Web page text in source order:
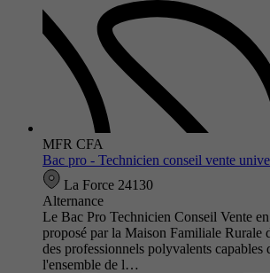
MFR CFA
Bac pro - Technicien conseil vente
La Force 24130
Alternance
Le Bac Pro Technicien Conseil Vente
proposé par la Maison Familiale Rurale
des professionnels polyvalents capables
l'ensemble de l…